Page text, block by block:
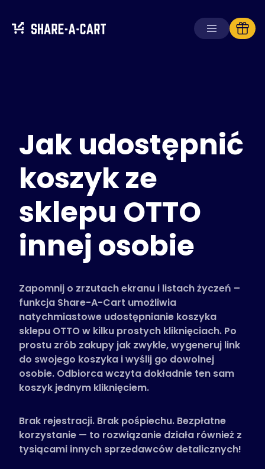
Rozwiązania
Dla konsumentów
Dla szkół
Dla firm
Zdobądź Plus+
Zaloguj się
Obsługiwane sklepy
Często zadawane pytania
Poradniki
Polski (Polish)
Jak udostępnić
koszyk ze
sklepu OTTO
innej osobie
Zapomnij o zrzutach ekranu i listach życzeń –
funkcja Share-A-Cart umożliwia
natychmiastowe udostępnianie koszyka
sklepu OTTO w kilku prostych kliknięciach. Po
prostu zrób zakupy jak zwykle, wygeneruj link
do swojego koszyka i wyślij go dowolnej
osobie. Odbiorca wczyta dokładnie ten sam
koszyk jednym kliknięciem.
Brak rejestracji. Brak pośpiechu. Bezpłatne
korzystanie — to rozwiązanie działa również z
tysiącami innych sprzedawców detalicznych!